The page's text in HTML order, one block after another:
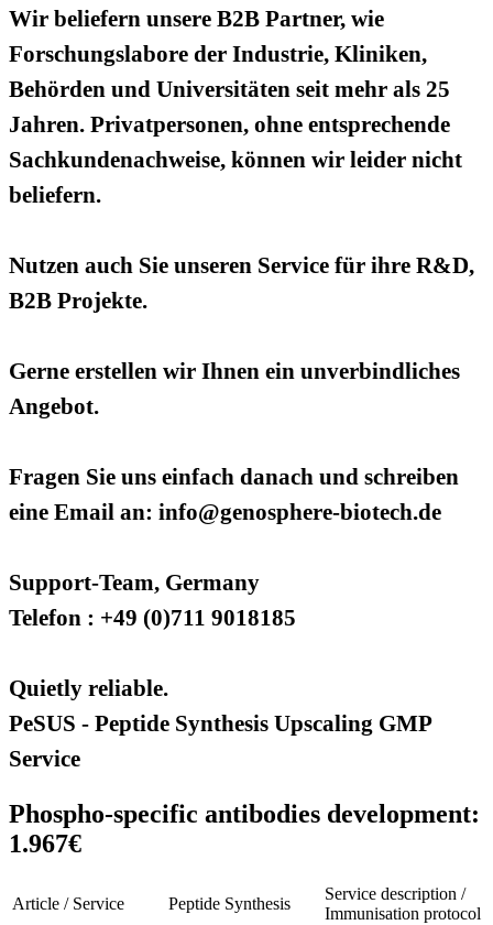
Wir beliefern unsere B2B Partner, wie
Forschungslabore der Industrie, Kliniken,
Behörden und Universitäten seit mehr als 25
Jahren. Privatpersonen, ohne entsprechende
Sachkundenachweise, können wir leider nicht
beliefern.
Nutzen auch Sie unseren Service für ihre R&D,
B2B Projekte.
Gerne erstellen wir Ihnen ein unverbindliches
Angebot.
Fragen Sie uns einfach danach und schreiben
eine Email an: info@genosphere-biotech.de
Support-Team, Germany
Telefon : +49 (0)711 9018185
Quietly reliable.
PeSUS - Peptide Synthesis Upscaling GMP
Service
Phospho-specific antibodies development:
1.967€
Article / Service Peptide Synthesis
Service description /
Immunisation protocol